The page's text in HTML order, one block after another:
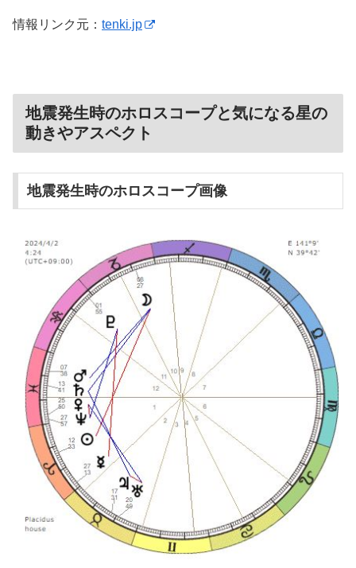
情報リンク元： tenki.jp
地震発生時のホロスコープと気になる星の
動きやアスペクト
地震発生時のホロスコープ画像